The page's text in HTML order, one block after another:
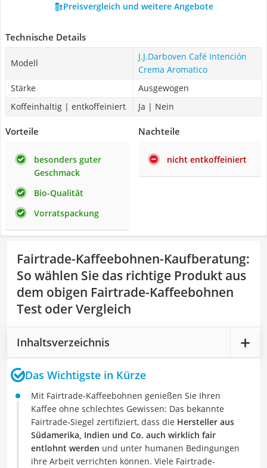
Preisvergleich und weitere Angebote
Technische Details
Modell
‎J.J.Darboven Café Intención
Crema Aromatico
Stärke
Ausgewogen
Koffeinhaltig | entkoffeiniert
Ja | Nein
Vorteile
besonders guter
Geschmack
Bio-Qualität
Vorratspackung
Nachteile
nicht entkoffeiniert
Fairtrade-Kaffeebohnen-Kaufberatung:
So wählen Sie das richtige Produkt aus
dem obigen Fairtrade-Kaffeebohnen
Test oder Vergleich
Inhaltsverzeichnis
Das Wichtigste in Kürze
Mit Fairtrade-Kaffeebohnen genießen Sie Ihren
Kaffee ohne schlechtes Gewissen: Das bekannte
Fairtrade-Siegel zertifiziert, dass die Hersteller aus
Südamerika, Indien und Co. auch wirklich fair
entlohnt werden und unter humanen Bedingungen
ihre Arbeit verrichten können. Viele Fairtrade-